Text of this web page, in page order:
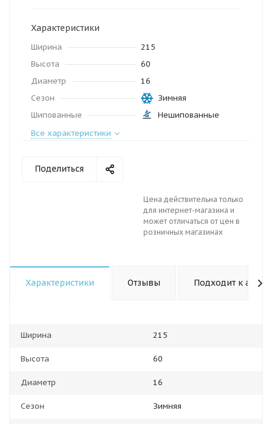
Характеристики
Ширина
215
Высота
60
Диаметр
16
Сезон
Зимняя
Шипованные
Нешипованные
Все характеристики
Поделиться
Цена действительна только
для интернет-магазина и
может отличаться от цен в
розничных магазинах
Характеристики Отзывы Подходит к авто
Ширина 215
Высота 60
Диаметр 16
Сезон Зимняя